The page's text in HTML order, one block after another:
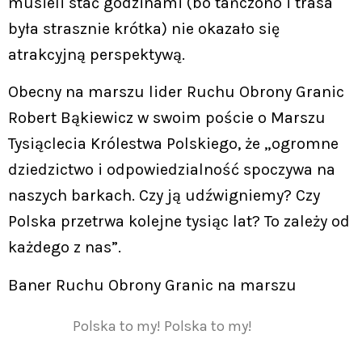
była strasznie krótka) nie okazało się
atrakcyjną perspektywą.
Obecny na marszu lider Ruchu Obrony Granic
Robert Bąkiewicz w swoim poście o Marszu
Tysiąclecia Królestwa Polskiego, że „ogromne
dziedzictwo i odpowiedzialność spoczywa na
naszych barkach. Czy ją udźwigniemy? Czy
Polska przetrwa kolejne tysiąc lat? To zależy od
każdego z nas”.
Baner Ruchu Obrony Granic na marszu
Polska to my! Polska to my!